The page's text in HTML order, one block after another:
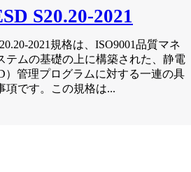
S20.20-2021
2021規格は、ISO9001品質マネ
テムの基礎の上に構築された、静電
）管理プログラムに対する一連の具
項です。この規格は...